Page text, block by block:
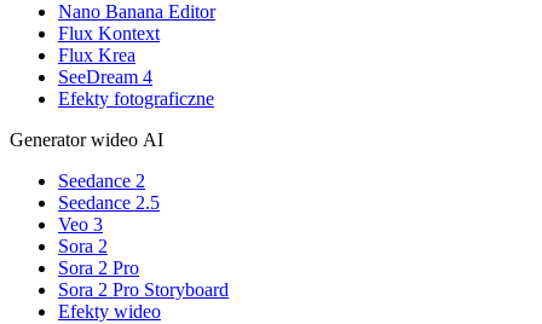
Nano Banana Editor
Flux Kontext
Flux Krea
SeeDream 4
Efekty fotograficzne
Generator wideo AI
Seedance 2
Seedance 2.5
Veo 3
Sora 2
Sora 2 Pro
Sora 2 Pro Storyboard
Efekty wideo